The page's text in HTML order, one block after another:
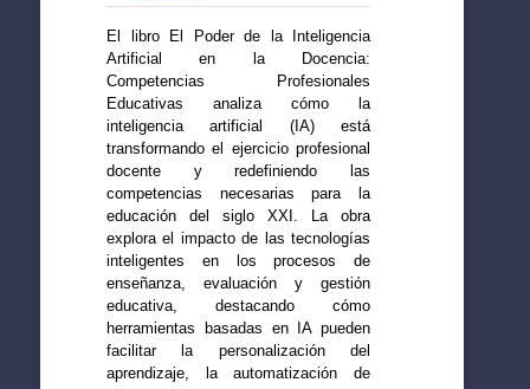
El libro El Poder de la Inteligencia
Artificial en la Docencia:
Competencias Profesionales
Educativas analiza cómo la
inteligencia artificial (IA) está
transformando el ejercicio profesional
docente y redefiniendo las
competencias necesarias para la
educación del siglo XXI. La obra
explora el impacto de las tecnologías
inteligentes en los procesos de
enseñanza, evaluación y gestión
educativa, destacando cómo
herramientas basadas en IA pueden
facilitar la personalización del
aprendizaje, la automatización de